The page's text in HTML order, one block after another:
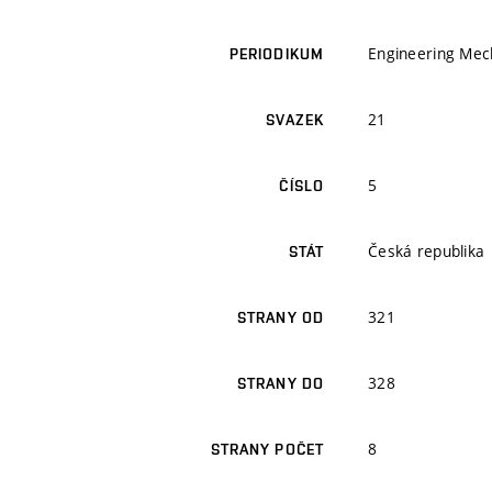
PERIODIKUM Engineering
SVAZEK 21
ČÍSLO 5
STÁT Česká republika
STRANY OD 321
STRANY DO 328
STRANY POČET 8